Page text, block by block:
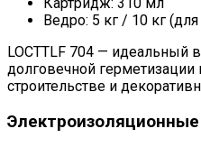
Ведро: 5 кг / 10 кг
LOCTTLF 704 — идеальный
долговечной
строительстве и